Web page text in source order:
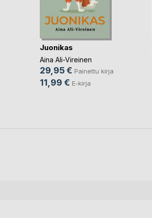
Juonikas
Aina Ali-Vireinen
29,95 € Painettu kirja
11,99 € E-kirja